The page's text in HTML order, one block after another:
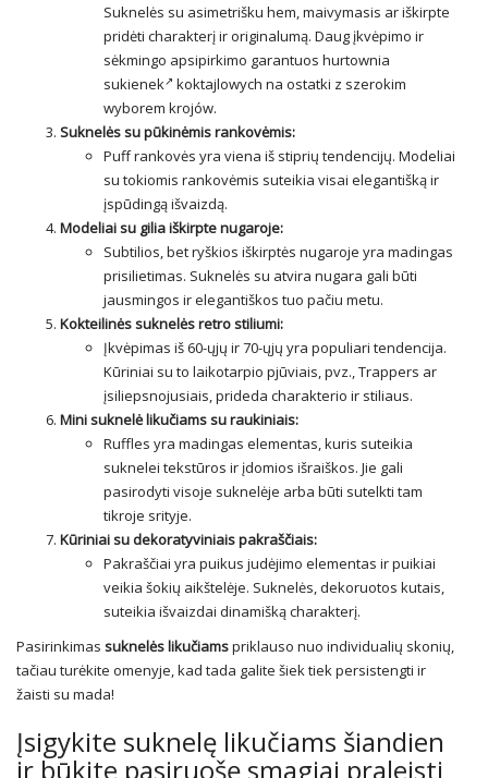
Suknelės su asimetrišku hem, maivymasis ar iškirpte
pridėti charakterį ir originalumą. Daug įkvėpimo ir
sėkmingo apsipirkimo garantuos hurtownia
sukienek
koktajlowych na ostatki z szerokim
wyborem krojów.
Suknelės su pūkinėmis rankovėmis:
Puff rankovės yra viena iš stiprių tendencijų. Modeliai
su tokiomis rankovėmis suteikia visai elegantišką ir
įspūdingą išvaizdą.
Modeliai su gilia iškirpte nugaroje:
Subtilios, bet ryškios iškirptės nugaroje yra madingas
prisilietimas. Suknelės su atvira nugara gali būti
jausmingos ir elegantiškos tuo pačiu metu.
Kokteilinės suknelės retro stiliumi:
Įkvėpimas iš 60-ųjų ir 70-ųjų yra populiari tendencija.
Kūriniai su to laikotarpio pjūviais, pvz., Trappers ar
įsiliepsnojusiais, prideda charakterio ir stiliaus.
Mini suknelė likučiams su raukiniais:
Ruffles yra madingas elementas, kuris suteikia
suknelei tekstūros ir įdomios išraiškos. Jie gali
pasirodyti visoje suknelėje arba būti sutelkti tam
tikroje srityje.
Kūriniai su dekoratyviniais pakraščiais:
Pakraščiai yra puikus judėjimo elementas ir puikiai
veikia šokių aikštelėje. Suknelės, dekoruotos kutais,
suteikia išvaizdai dinamišką charakterį.
Pasirinkimas suknelės likučiamspriklauso nuo individualių skonių,
tačiau turėkite omenyje, kad tada galite šiek tiek persistengti ir
žaisti su mada!
Įsigykite suknelę likučiams šiandien
ir būkite pasiruošę smagiai praleisti